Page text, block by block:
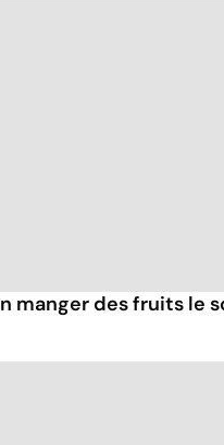
manger des fruits le